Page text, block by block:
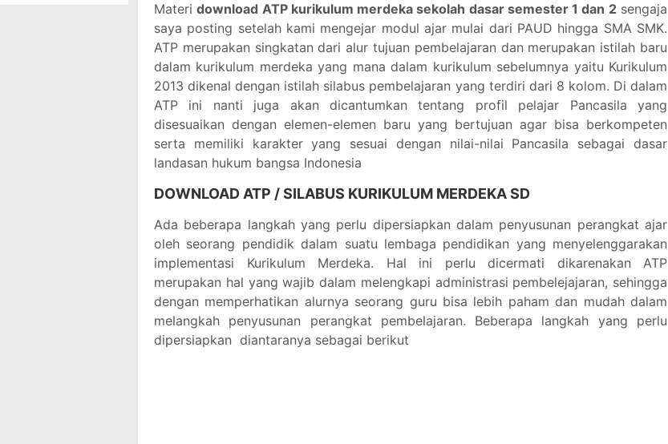
Materidownload ATP kurikulum merdeka sekolah dasar semester 1 dan 2sengaja
saya posting setelah kami mengejar modul ajar mulai dari PAUD hingga SMA SMK.
ATP merupakan singkatan dari alur tujuan pembelajaran dan merupakan istilah baru
dalam kurikulum merdeka yang mana dalam kurikulum sebelumnya yaitu Kurikulum
2013 dikenal dengan istilah silabus pembelajaran yang terdiri dari 8 kolom. Di dalam
ATP ini nanti juga akan dicantumkan tentang profil pelajar Pancasila yang
disesuaikan dengan elemen-elemen baru yang bertujuan agar bisa berkompeten
serta memiliki karakter yang sesuai dengan nilai-nilai Pancasila sebagai dasar
landasan hukum bangsa Indonesia
DOWNLOAD ATP / SILABUS KURIKULUM MERDEKA SD
Ada beberapa langkah yang perlu dipersiapkan dalam penyusunan perangkat ajar
oleh seorang pendidik dalam suatu lembaga pendidikan yang menyelenggarakan
implementasi Kurikulum Merdeka. Hal ini perlu dicermati dikarenakan ATP
merupakan hal yang wajib dalam melengkapi administrasi pembelejajaran, sehingga
dengan memperhatikan alurnya seorang guru bisa lebih paham dan mudah dalam
melangkah penyusunan perangkat pembelajaran. Beberapa langkah yang perlu
dipersiapkan diantaranya sebagai berikut